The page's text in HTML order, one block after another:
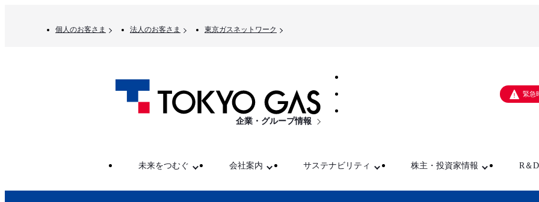
個人のお客さま 法人のお客さま 東京ガスネットワーク
企業・グループ情報
緊急
未来をつむぐ 会社案内 サステナビリティ 株主・投資家情報 R＆D